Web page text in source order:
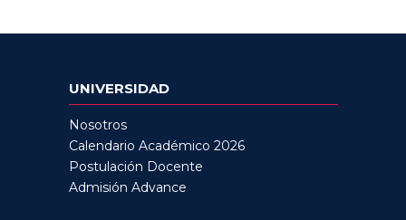
UNIVERSIDAD
Nosotros
Calendario Académico 2026
Postulación Docente
Admisión Advance